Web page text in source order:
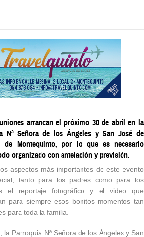
arrancan el próximo 30 de abril en la
Nª Señora de los Ángeles y San José de
de Montequinto, por lo que es necesario
organizado con antelación y previsión.
aspectos más importantes de este evento
tanto para los padres como para los
el reportaje fotográfico y el video que
para siempre esos bonitos momentos tan
para toda la familia.
la Parroquia Nª Señora de los Ángeles y San